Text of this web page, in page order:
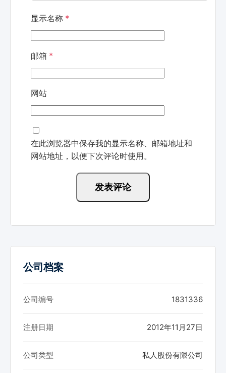
显示名称 *
邮箱 *
网站
在此浏览器中保存我的显示名称、邮箱地址和
网站地址，以便下次评论时使用。
公司档案
公司编号 1831336
注册日期 2012年11月27日
公司类型 私人股份有限公司